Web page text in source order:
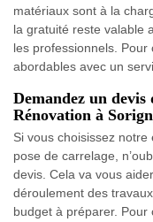
matériaux sont à la
la gratuité reste valable
les professionnels.
abordables avec un
Demandez un devis
Rénovation à
Si vous choisissez
pose de carrelage,
devis. Cela va vous
déroulement des
budget à préparer.